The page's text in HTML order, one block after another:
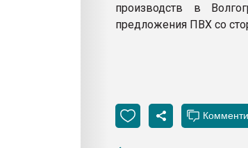
производств в
предложения ПВХ со